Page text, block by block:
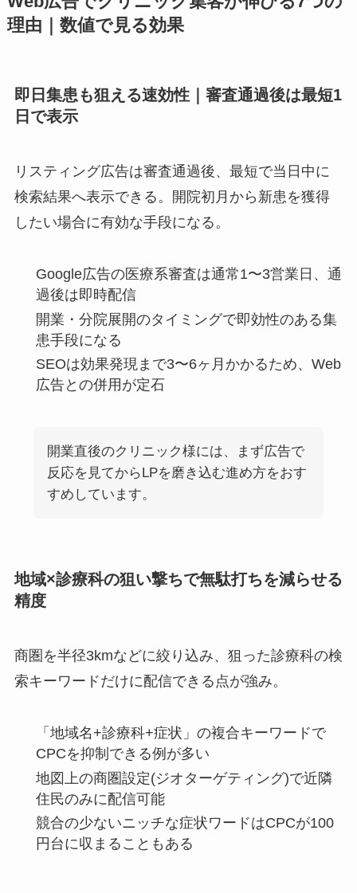
理由｜数値で見る効果
即日集患も狙える速効性｜審査通過後は最短1
日で表示
リスティング広告は審査通過後、最短で当日中に
検索結果へ表示できる。開院初月から新患を獲得
したい場合に有効な手段になる。
Google広告の医療系審査は通常1〜3営業日、通
過後は即時配信
開業・分院展開のタイミングで即効性のある集
患手段になる
SEOは効果発現まで3〜6ヶ月かかるため、Web
広告との併用が定石
開業直後のクリニック様には、まず広告で
反応を見てからLPを磨き込む進め方をおす
すめしています。
地域×診療科の狙い撃ちで無駄打ちを減らせる
精度
商圏を半径3kmなどに絞り込み、狙った診療科の検
索キーワードだけに配信できる点が強み。
「地域名+診療科+症状」の複合キーワードで
CPCを抑制できる例が多い
地図上の商圏設定(ジオターゲティング)で近隣
住民のみに配信可能
競合の少ないニッチな症状ワードはCPCが100
円台に収まることもある